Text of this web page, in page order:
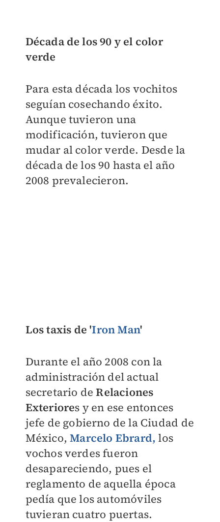
Década de los 90 y el color
verde
Para esta década los vochitos
seguían cosechando éxito.
Aunque tuvieron una
modificación, tuvieron que
mudar al color verde. Desde la
década de los 90 hasta el año
2008 prevalecieron.
Los taxis de 'Iron Man'
Durante el año 2008 con la
administración del actual
secretario deRelaciones
Exteriores y en ese entonces
jefe de gobierno de la Ciudad de
México,Marcelo Ebrard,los
vochos verdes fueron
desapareciendo, pues el
reglamento de aquella época
pedía que los automóviles
tuvieran cuatro puertas.